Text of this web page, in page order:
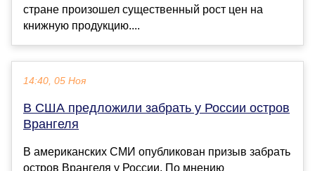
стране произошел существенный рост цен на
книжную продукцию....
14:40, 05 Ноя
В США предложили забрать у России остров
Врангеля
В американских СМИ опубликован призыв забрать
остров Врангеля у России. По мнению